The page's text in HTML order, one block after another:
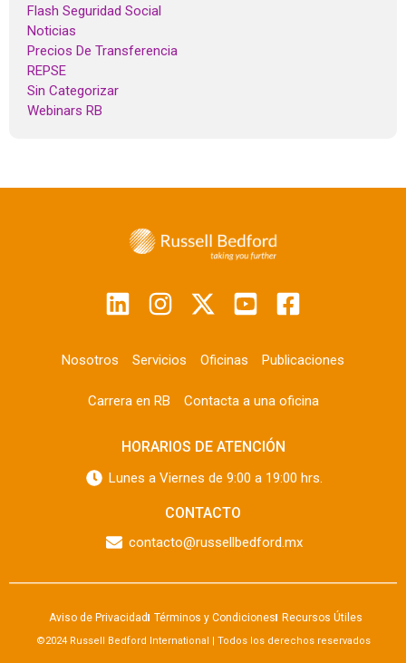
Flash Seguridad Social
Noticias
Precios De Transferencia
REPSE
Sin Categorizar
Webinars RB
Nosotros Servicios Oficinas Publicaciones
Carrera en RB Contacta a una oficina
HORARIOS DE ATENCIÓN
Lunes a Viernes de 9:00 a 19:00 hrs.
CONTACTO
contacto@russellbedford.mx
Aviso de Privacidad Términos y Condiciones Recursos Útiles
©2024 Russell Bedford International | Todos los derechos reservados